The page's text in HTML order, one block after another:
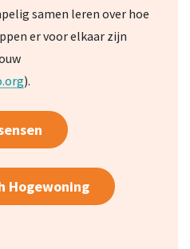
samen leren over hoe
er voor elkaar zijn
).
Hogewoning